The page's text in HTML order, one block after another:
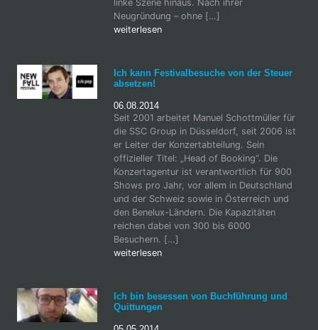
linke Szene hinaus. Nach ihrer
Neugründung – ohne […]
weiterlesen
Ich kann Festivalbesuche von der Steuer
absetzen!
06.08.2014
Seit 2001 arbeitet Manuel Schottmüller für
die SSC Group in Düsseldorf, seit 2006 ist
er Leiter der Konzertabteilung. Sein
offizieller Titel: „Head of Booking“. Die
Konzertagentur ist verantwortlich für 900
Shows pro Jahr, vor allem in Deutschland
und der Schweiz sowie in Österreich und
den Benelux-Ländern. Die Kapazitäten
reichen dabei von 300 bis 6000
Besuchern. […]
weiterlesen
Ich bin besessen von Buchführung und
Quittungen